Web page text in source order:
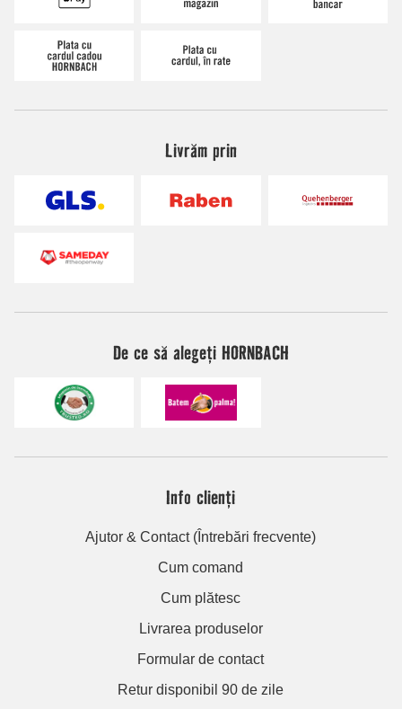
Livrăm prin
De ce să alegeți HORNBACH
Info clienți
Ajutor & Contact (Întrebări frecvente)
Cum comand
Cum plătesc
Livrarea produselor
Formular de contact
Retur disponibil 90 de zile